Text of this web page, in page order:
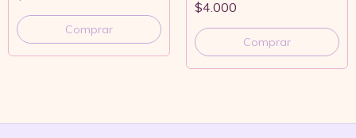
$4.000
Comprar